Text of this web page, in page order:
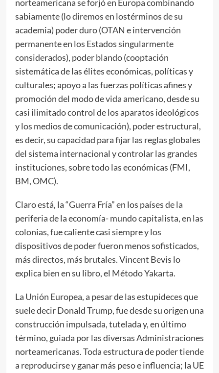
norteamericana se forjó en Europa combinando
sabiamente (lo diremos en lostérminos de su
academia) poder duro (OTAN e intervención
permanente en los Estados singularmente
considerados), poder blando (cooptación
sistemática de las élites económicas, políticas y
culturales; apoyo a las fuerzas políticas afines y
promoción del modo de vida americano, desde su
casi ilimitado control de los aparatos ideológicos
y los medios de comunicación), poder estructural,
es decir, su capacidad para fijar las reglas globales
del sistema internacional y controlar las grandes
instituciones, sobre todo las económicas (FMI,
BM, OMC).
Claro está, la “Guerra Fría” en los países de la
periferia de la economía- mundo capitalista, en las
colonias, fue caliente casi siempre y los
dispositivos de poder fueron menos sofisticados,
más directos, más brutales. Vincent Bevis lo
explica bien en su libro, el Método Yakarta.
La Unión Europea, a pesar de las estupideces que
suele decir Donald Trump, fue desde su origen una
construcción impulsada, tutelada y, en último
término, guiada por las diversas Administraciones
norteamericanas. Toda estructura de poder tiende
a reproducirse y ganar más peso e influencia; la UE